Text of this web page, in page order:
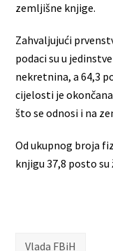
zemljišne knjige.
Zahvaljujući
podaci su u
nekretnina, a 64,3
cijelosti je
što se odnosi i na
Od ukupnog broja
knjigu 37,8 posto su
Vlada FBiH